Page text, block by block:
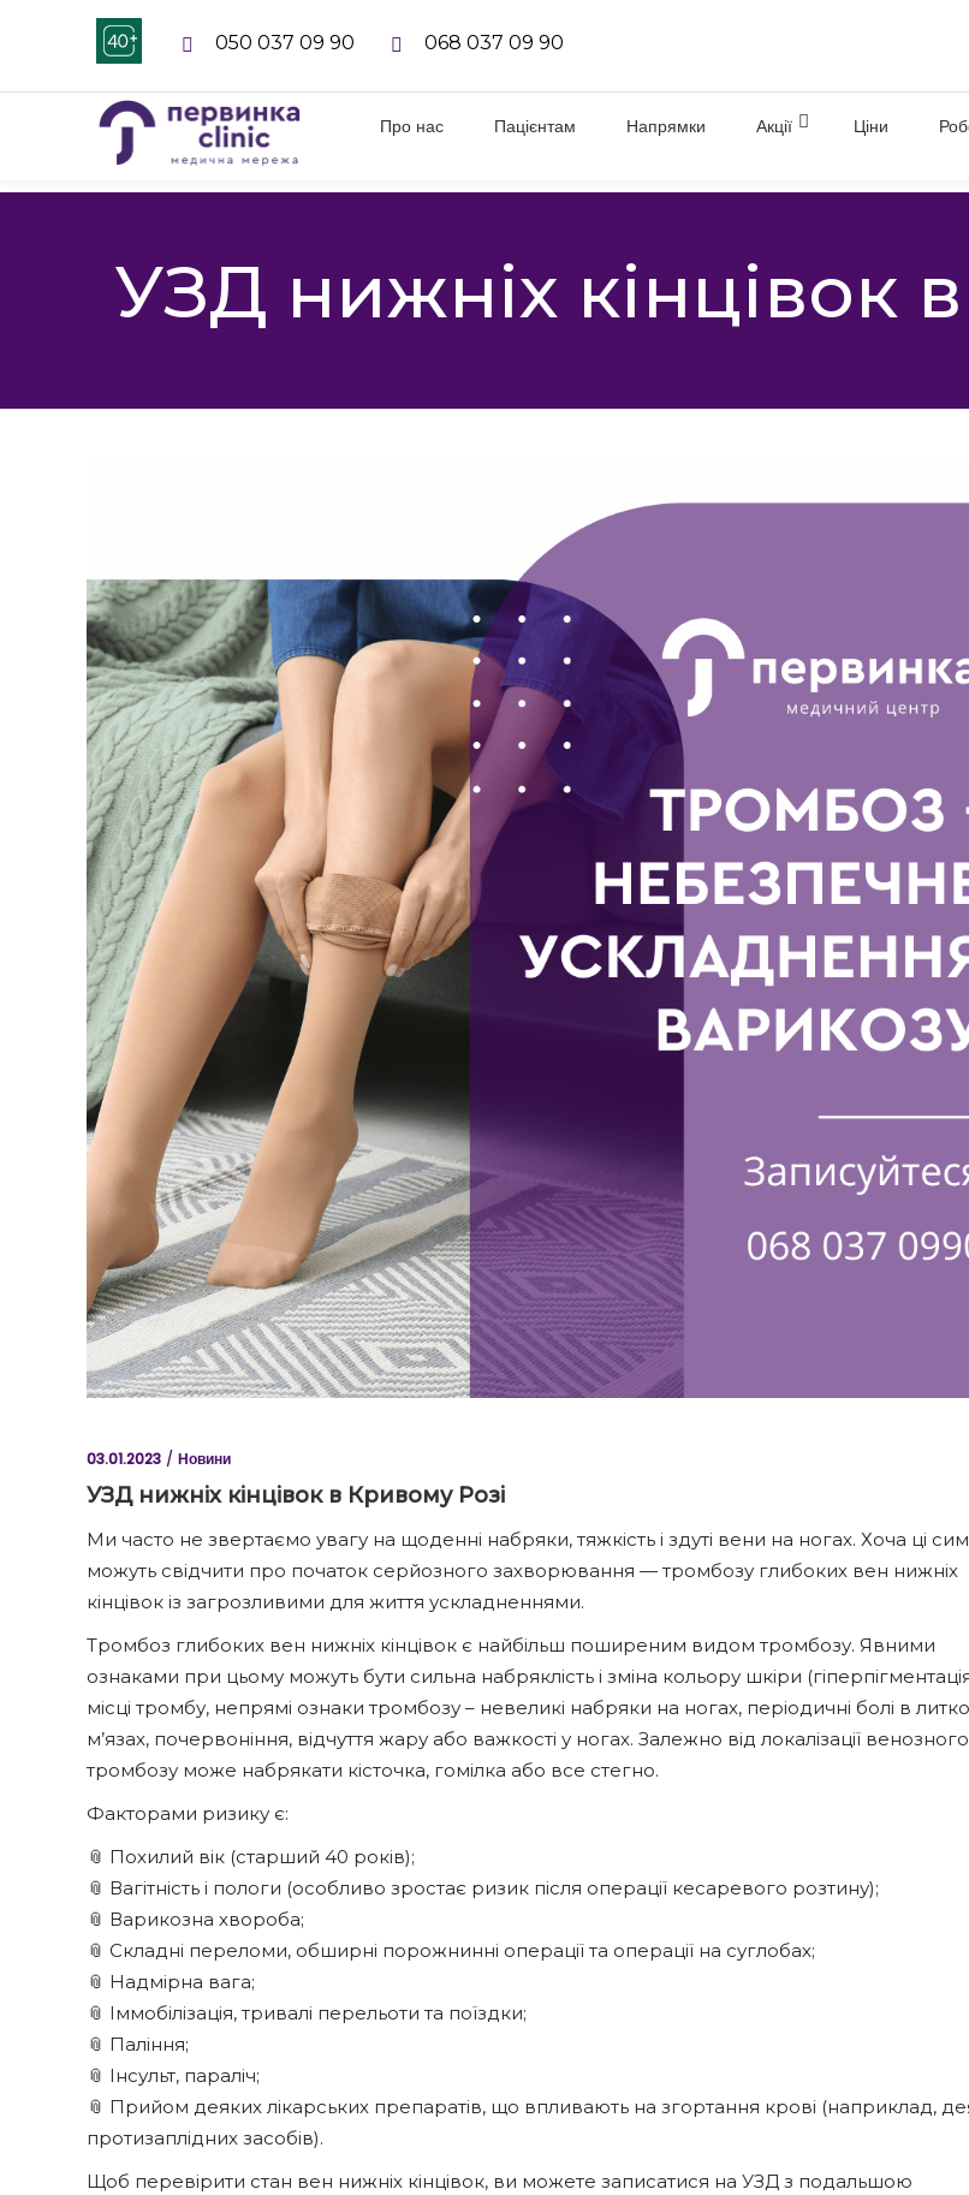
050 037 09 90 068 037 09 90
Про нас Пацієнтам Напрямки Акції Ціни
УЗД нижніх кінцівок
03.01.2023 Новини
УЗД нижніх кінцівок в Кривому Розі
Ми часто не звертаємо увагу на щоденні набряки, тяжкість і здуті вени на ногах. Хоча ці
можуть свідчити про початок серйозного захворювання — тромбозу глибоких вен нижніх
кінцівок із загрозливими для життя ускладненнями.
Тромбоз глибоких вен нижніх кінцівок є найбільш поширеним видом тромбозу. Явними
ознаками при цьому можуть бути сильна набряклість і зміна кольору шкіри
місці тромбу, непрямі ознаки тромбозу – невеликі набряки на ногах, періодичні болі в
м’язах, почервоніння, відчуття жару або важкості у ногах. Залежно від локалізації венозного
тромбозу може набрякати кісточка, гомілка або все стегно.
Факторами ризику є:
📎 Похилий вік (старший 40 років);
📎 Вагітність і пологи (особливо зростає ризик після операції кесаревого розтину);
📎 Варикозна хвороба;
📎 Складні переломи, обширні порожнинні операції та операції на суглобах;
📎 Надмірна вага;
📎 Іммобілізація, тривалі перельоти та поїздки;
📎 Паління;
📎 Інсульт, параліч;
📎 Прийом деяких лікарських препаратів, що впливають на згортання крові (наприклад,
протизаплідних засобів).
Щоб перевірити стан вен нижніх кінцівок, ви можете записатися на УЗД з подальшою